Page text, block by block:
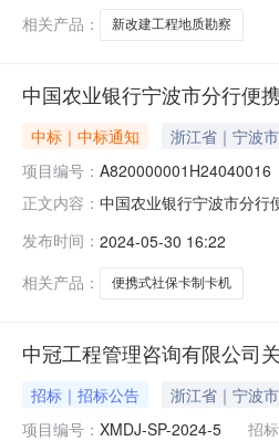
相关产品：
新改建工程地质勘察
中国农业银行宁波市分行便
中标｜中标通知 浙江省｜宁波
项目编号： A820000001H24040016
正文内容： 中国农业银行宁波市分行
结果公示日期：2024年
股份有限
发布时间： 2024-05-30 16:22
相关产品：
便携式社保卡制卡机
中冠工程管理咨询有限公司
招标｜招标公告 浙江省｜宁波
项目编号： XMDJ-SP-2024-5 招